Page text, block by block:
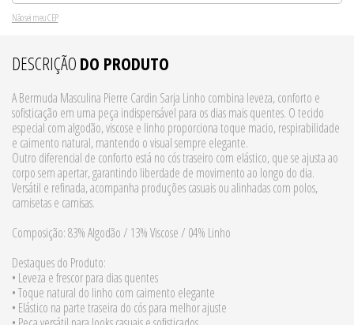
Não sei meu CEP
DESCRIÇÃO DO PRODUTO
A Bermuda Masculina Pierre Cardin Sarja Linho combina leveza, conforto e
sofisticação em uma peça indispensável para os dias mais quentes. O tecido
especial com algodão, viscose e linho proporciona toque macio, respirabilidade
e caimento natural, mantendo o visual sempre elegante.
Outro diferencial de conforto está no cós traseiro com elástico, que se ajusta ao
corpo sem apertar, garantindo liberdade de movimento ao longo do dia.
Versátil e refinada, acompanha produções casuais ou alinhadas com polos,
camisetas e camisas.
Composição: 83% Algodão / 13% Viscose / 04% Linho
Destaques do Produto:
• Leveza e frescor para dias quentes
• Toque natural do linho com caimento elegante
• Elástico na parte traseira do cós para melhor ajuste